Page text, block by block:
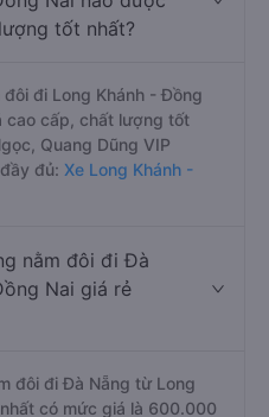
tốt nhất?
đôi đi Long Khánh - Đồng
cao cấp, chất lượng tốt
Quang Dũng VIP
đủ: Xe Long Khánh -
nằm đôi đi Đà
Nai giá rẻ
đôi đi Đà Nẵng từ Long
có mức giá là 600.000